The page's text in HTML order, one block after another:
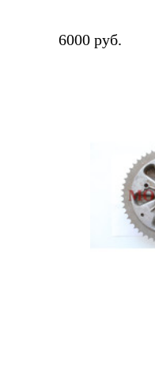
6000 руб.